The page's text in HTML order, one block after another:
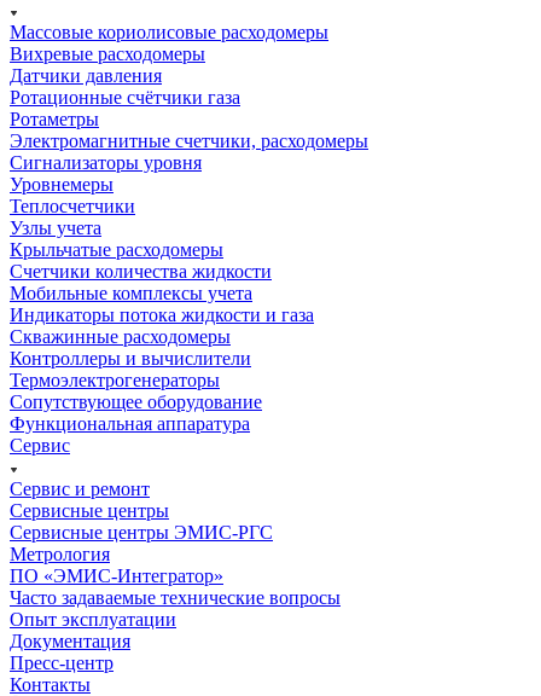
Массовые кориолисовые расходомеры
Вихревые расходомеры
Датчики давления
Ротационные счётчики газа
Ротаметры
Электромагнитные счетчики, расходомеры
Сигнализаторы уровня
Уровнемеры
Теплосчетчики
Узлы учета
Крыльчатые расходомеры
Счетчики количества жидкости
Мобильные комплексы учета
Индикаторы потока жидкости и газа
Скважинные расходомеры
Контроллеры и вычислители
Термоэлектрогенераторы
Сопутствующее оборудование
Функциональная аппаратура
Сервис
Сервис и ремонт
Сервисные центры
Сервисные центры ЭМИС-РГС
Метрология
ПО «ЭМИС-Интегратор»
Часто задаваемые технические вопросы
Опыт эксплуатации
Документация
Пресс-центр
Контакты